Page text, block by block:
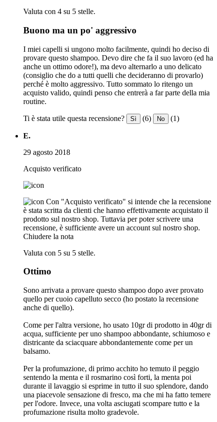
Valuta con 4 su 5 stelle.
Buono ma un po' aggressivo
I miei capelli si ungono molto facilmente, quindi ho deciso di
provare questo shampoo. Devo dire che fa il suo lavoro (ed ha
anche un ottimo odore!), ma devo alternarlo a uno delicato
(consiglio che do a tutti quelli che decideranno di provarlo)
perché è molto aggressivo. Tutto sommato lo ritengo un
acquisto valido, quindi penso che entrerà a far parte della mia
routine.
Ti è stata utile questa recensione? Sì (6) No (1)
E.
29 agosto 2018
Acquisto verificato
Con "Acquisto verificato" si intende che la recensione
è stata scritta da clienti che hanno effettivamente acquistato il
prodotto sul nostro shop. Tuttavia per poter scrivere una
recensione, è sufficiente avere un account sul nostro shop.
Chiudere la nota
Valuta con 5 su 5 stelle.
Ottimo
Sono arrivata a provare questo shampoo dopo aver provato
quello per cuoio capelluto secco (ho postato la recensione
anche di quello).
Come per l'altra versione, ho usato 10gr di prodotto in 40gr di
acqua, sufficiente per uno shampoo abbondante, schiumoso e
districante da sciacquare abbondantemente come per un
balsamo.
Per la profumazione, di primo acchito ho temuto il peggio
sentendo la menta e il rosmarino così forti, la menta poi
durante il lavaggio si esprime in tutto il suo splendore, dando
una piacevole sensazione di fresco, ma che mi ha fatto temere
per l'odore. Invece, una volta asciugati scompare tutto e la
profumazione risulta molto gradevole.